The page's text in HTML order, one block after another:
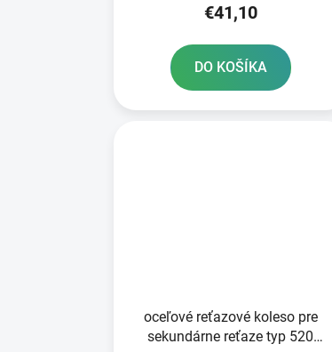
€41,10
DO KOŠÍKA
oceľové reťazové koleso pre
sekundárne reťaze typ 520